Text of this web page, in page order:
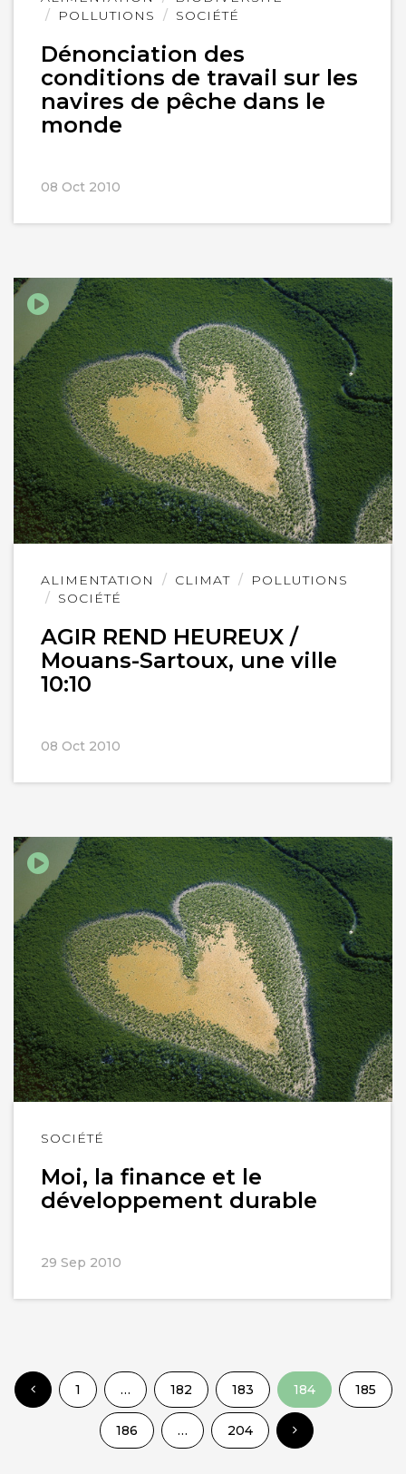
POLLUTIONS
SOCIÉTÉ
Dénonciation des
conditions de travail sur les
navires de pêche dans le
monde
08 Oct 2010
l'article
ALIMENTATION CLIMAT
POLLUTIONS
SOCIÉTÉ
AGIR REND HEUREUX /
Mouans-Sartoux, une ville
10:10
08 Oct 2010
Lire
l'article
SOCIÉTÉ
Moi, la finance et le
développement durable
29 Sep 2010
Lire
1 … 182 183 184 185
186 … 204